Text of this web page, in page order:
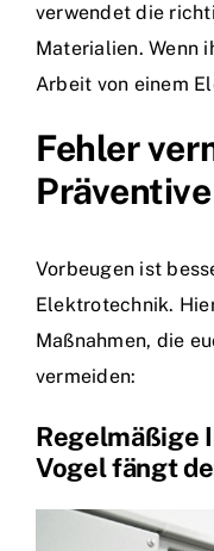
verwendet die
Materialien. Wenn
Arbeit von einem
Fehler
Vorbeugen ist
Elektrotechnik.
Maßnahmen, die
vermeiden:
Regelmäßige
Vogel fängt